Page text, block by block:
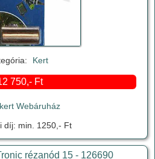
Kert
750,- Ft
Webáruház
díj: min. 1250,- Ft
rézanód 15 - 126690